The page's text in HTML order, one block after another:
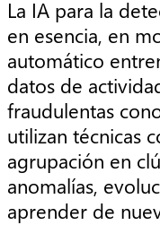
La IA para la
en esencia, en
automático
datos de
fraudulentas
utilizan técnicas
agrupación en
anomalías,
aprender de